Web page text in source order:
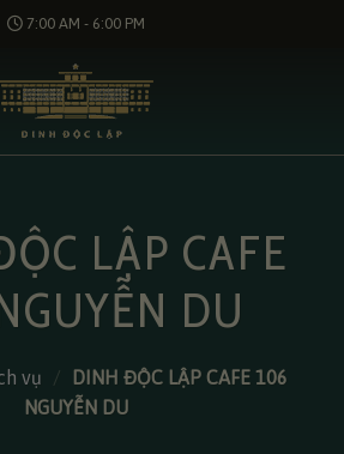
7:00 AM - 6:00 PM
LẬP CAFE
DU
vụ /
DINH ĐỘC LẬP CAFE 106
NGUYỄN DU